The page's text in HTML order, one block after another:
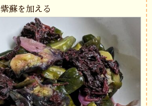
蘇を加える